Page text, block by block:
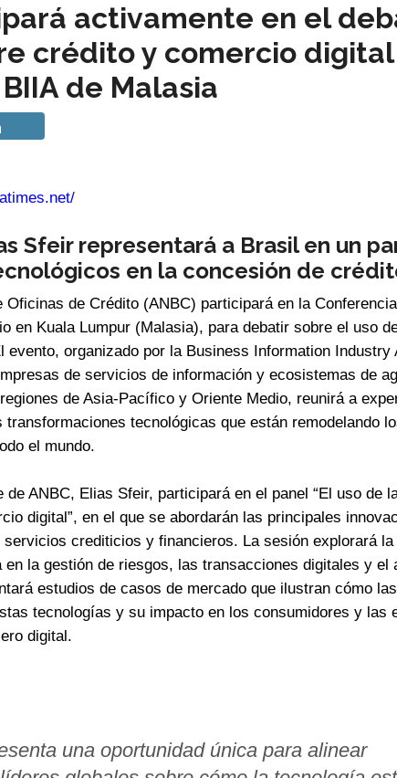
activamente en el
crédito y comercio
de Malasia
Sfeir representará a Brasil en un
en la concesión de
Oficinas de Crédito (ANBC) participará en la
en Kuala Lumpur (Malasia), para debatir sobre el uso
evento, organizado por la Business Information Industry
de servicios de información y ecosistemas de
de Asia-Pacífico y Oriente Medio, reunirá a
transformaciones tecnológicas que están remodelando
el mundo.
de ANBC, Elias Sfeir, participará en el panel “El uso de
digital”, en el que se abordarán las principales
crediticios y financieros. La sesión explorará
en la gestión de riesgos, las transacciones digitales y el
estudios de casos de mercado que ilustran cómo
tecnologías y su impacto en los consumidores y las
digital.
una oportunidad única para alinear